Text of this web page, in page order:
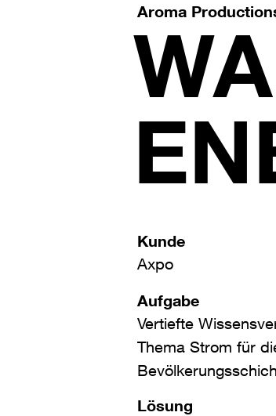
Aroma
Kunde
Axpo
Aufgabe
Vertiefte
Thema Strom für
Lösung